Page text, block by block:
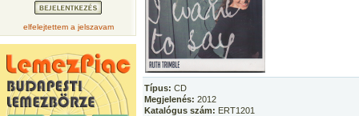
elfelejtettem a jelszavam
Típus: CD
Megjelenés: 2012
Katalógus szám: ERT1201